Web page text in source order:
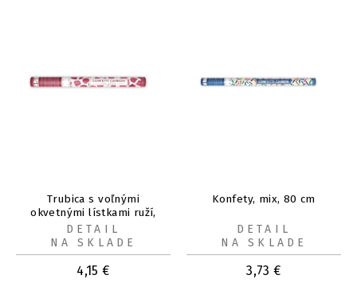
Trubica s voľnými
okvetnými lístkami ruží,
bordová, 60 cm
4,15 €
DETAIL
NA SKLADE
Konfety, mix, 80 cm
3,73 €
DETAIL
NA SKLADE